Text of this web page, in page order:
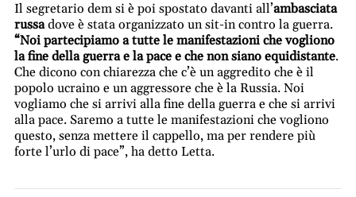
Il segretario dem si è poi spostato davanti all’ambasciata
russadove è stata organizzato un sit-in contro la guerra.
“Noi partecipiamo a tutte le manifestazioni che vogliono
la fine della guerra e la pace e che non siano equidistante.
Che dicono con chiarezza che c’è un aggredito che è il
popolo ucraino e un aggressore che è la Russia. Noi
vogliamo che si arrivi alla fine della guerra e che si arrivi
alla pace. Saremo a tutte le manifestazioni che vogliono
questo, senza mettere il cappello, ma per rendere più
forte l’urlo di pace”, ha detto Letta.